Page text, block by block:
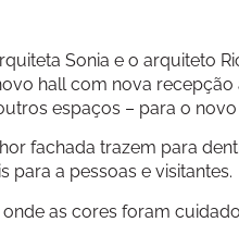
Sonia e o arquiteto
hall com nova
espaços – para o
fachada trazem para
para a pessoas e visitantes.
as cores foram